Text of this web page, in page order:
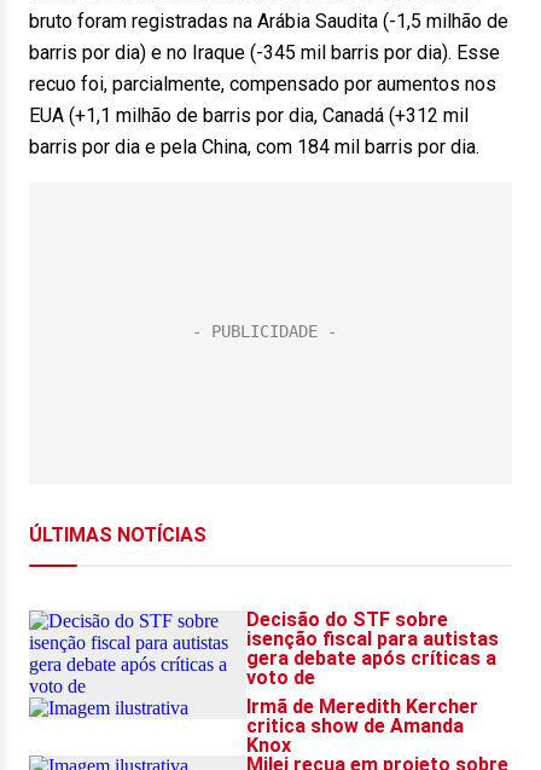
bruto foram registradas na Arábia Saudita (-1,5 milhão de
barris por dia) e no Iraque (-345 mil barris por dia). Esse
recuo foi, parcialmente, compensado por aumentos nos
EUA (+1,1 milhão de barris por dia, Canadá (+312 mil
barris por dia e pela China, com 184 mil barris por dia.